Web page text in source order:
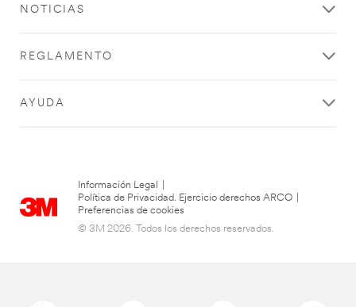
NOTICIAS
REGLAMENTO
AYUDA
Información Legal
Política de Privacidad. Ejercicio derechos ARCO
Preferencias de cookies
© 3M 2026. Todos los derechos reservados.